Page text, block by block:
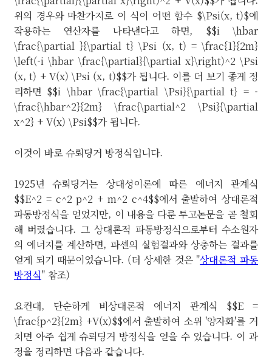
위의 경우와 마찬가지로 이 식이 어떤 함수 $\Psi(x, t)$에
작용하는 연산자를 나타낸다고 하면, $$i \hbar
\frac{\partial }{\partial t} \Psi (x, t) = \frac{1}{2m}
\left(-i \hbar \frac{\partial}{\partial x}\right)^2 \Psi
(x, t) + V(x) \Psi (x, t)$$가 됩니다. 이를 더 보기 좋게 정
리하면 $$i \hbar \frac{\partial \Psi}{\partial t} = -
\frac{\hbar^2}{2m} \frac{\partial^2 \Psi}{\partial
x^2} + V(x) \Psi$$가 됩니다.
이것이 바로 슈뢰딩거 방정식입니다.
1925년 슈뢰딩거는 상대성이론에 따른 에너지 관계식
$$E^2 = c^2 p^2 + m^2 c^4$$에서 출발하여 상대론적
파동방정식을 얻었지만, 이 내용을 다룬 투고논문을 곧 철회
해 버렸습니다. 그 상대론적 파동방정식으로부터 수소원자
의 에너지를 계산하면, 파셴의 실험결과와 상충하는 결과를
얻게 되기 때문이었습니다. (더 상세한 것은 "상대론적 파동
방정식" 참조)
요컨대, 단순하게 비상대론적 에너지 관계식 $$E =
\frac{p^2}{2m} +V(x)$$에서 출발하여 소위 '양자화'를 거
치면 아주 쉽게 슈뢰딩거 방정식을 얻을 수 있습니다. 이 과
정을 정리하면 다음과 같습니다.